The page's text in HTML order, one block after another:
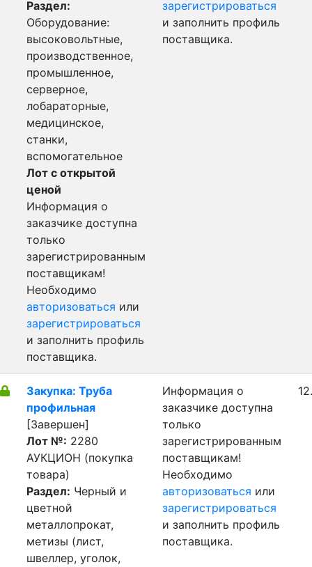
Раздел:
Оборудование:
высоковольтные,
производственное,
промышленное,
серверное,
лобараторные,
медицинское,
станки,
вспомогательное
Лот с открытой
ценой
Информация о
заказчике доступна
только
зарегистрированным
поставщикам!
Необходимо
авторизоваться или
зарегистрироваться
и заполнить профиль
поставщика.
зарегистрироваться
и заполнить профиль
поставщика.
Закупка: Труба
профильная
[Завершен]
Лот №: 2280
АУКЦИОН (покупка
товара)
Раздел: Черный и
цветной
металлопрокат,
метизы (лист,
швеллер, уголок,
Информация о
заказчике доступна
только
зарегистрированным
поставщикам!
Необходимо
авторизоваться или
зарегистрироваться
и заполнить профиль
поставщика.